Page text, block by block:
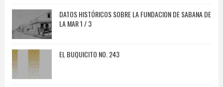
DATOS HISTÓRICOS SOBRE LA FUNDACION DE SABANA DE
LA MAR 1 / 3
EL BUQUICITO NO. 243